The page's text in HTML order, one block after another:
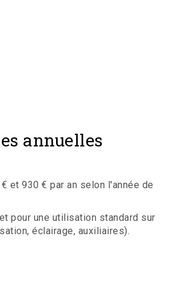
annuelles
et 930 € par an selon l'année de
pour une utilisation standard sur
éclairage, auxiliaires).